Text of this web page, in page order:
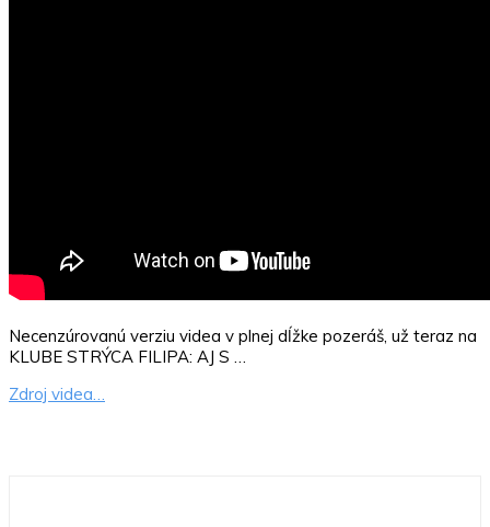
Necenzúrovanú verziu videa v plnej dĺžke pozeráš, už teraz na
KLUBE STRÝCA FILIPA: AJ S …
Zdroj videa…